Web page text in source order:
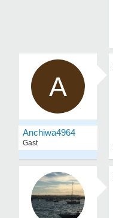
A
Anchiwa4964
Gast